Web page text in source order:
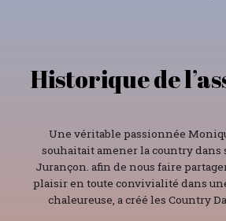
Historique de
Une véritable passionnée
souhaitait amener la country dans
Jurançon. afin de nous faire
plaisir en toute convivialité dans
chaleureuse, a créé les Country